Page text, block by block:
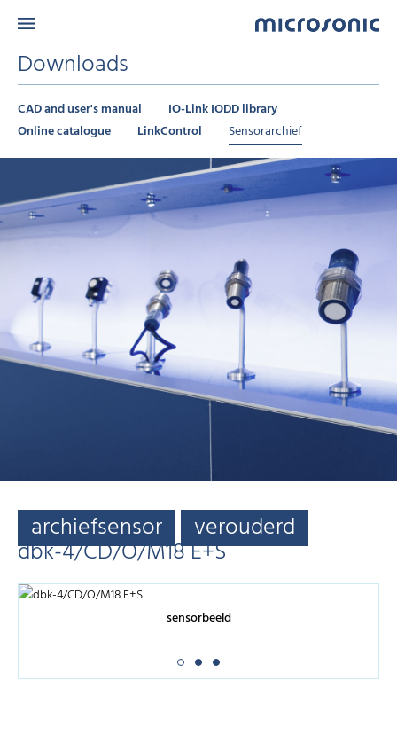
Downloads
CAD and user's manual
IO-Link IODD library
Online catalogue
LinkControl Sensorarchief
archiefsensor verouderd
dbk-4/CD/O/M18 E+S
sensorbeeld